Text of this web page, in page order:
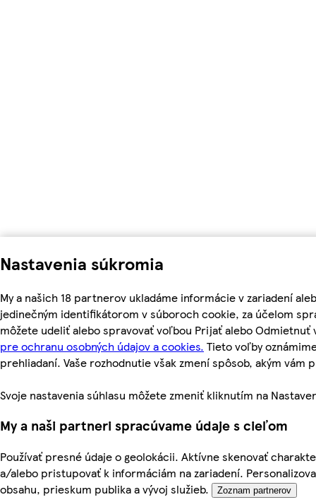
Nastavenia súkromia
My a našich 18 partnerov ukladáme informácie v zariadení
jedinečným identifikátorom v súboroch cookie, za účelom
môžete udeliť alebo spravovať voľbou Prijať alebo
pre ochranu osobných údajov a cookies. Tieto voľby
prehliadaní. Vaše rozhodnutie však zmení spôsob, akým vám
Svoje nastavenia súhlasu môžete zmeniť kliknutím na
My a naši partneri spracúvame údaje s cieľom
Používať presné údaje o geolokácii. Aktívne skenovať
a/alebo pristupovať k informáciám na zariadení.
obsahu, prieskum publika a vývoj služieb.
Zoznam partnerov